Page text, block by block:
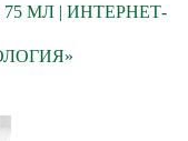
МЛ | ИНТЕРНЕТ-